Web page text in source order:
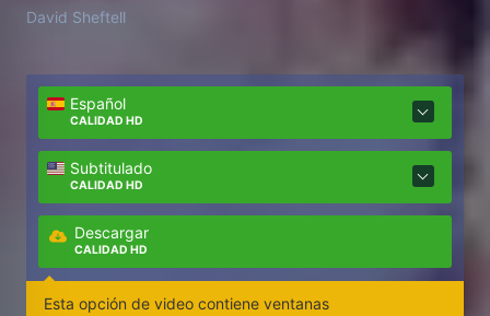
David Sheftell
Español
CALIDAD HD
Subtitulado
CALIDAD HD
Descargar
CALIDAD HD
Esta opción de video contiene ventanas